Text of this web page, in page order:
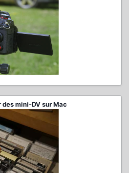
des mini-DV sur Mac